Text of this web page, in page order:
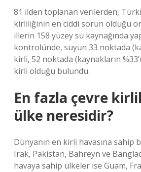
81 ilden toplanan verilerden,
kirliliğinin en ciddi sorun olduğu
illerin 158 yüzey su kaynağında
kontrolünde, suyun 33 noktada
kirli, 52 noktada (kaynakların
kirli olduğu bulundu.
En fazla çevre
ülke neresidir?
Dünyanın en kirli havasına sahip
Irak, Pakistan, Bahreyn ve
havaya sahip ülkeler ise Guam,